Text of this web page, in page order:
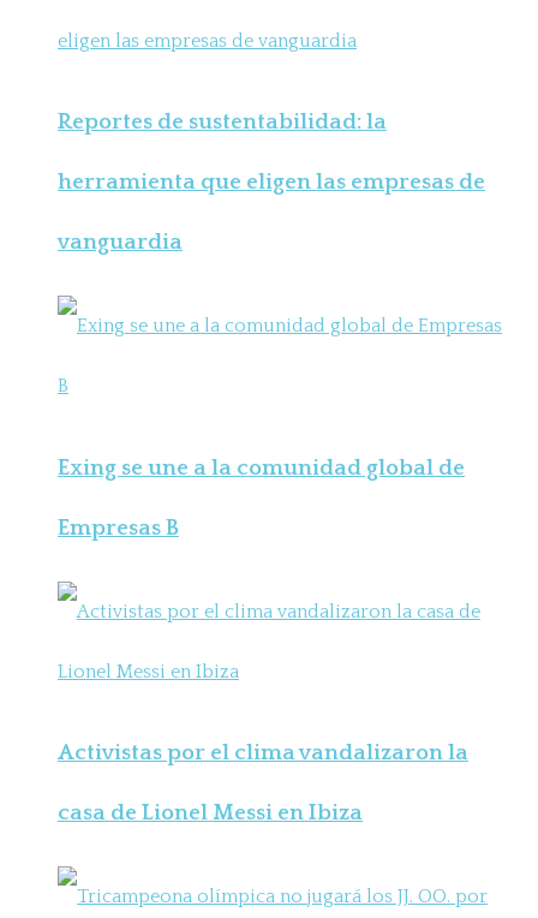
Reportes de sustentabilidad: la
herramienta que eligen las empresas de
vanguardia
Exing se une a la comunidad global de
Empresas B
Activistas por el clima vandalizaron la
casa de Lionel Messi en Ibiza